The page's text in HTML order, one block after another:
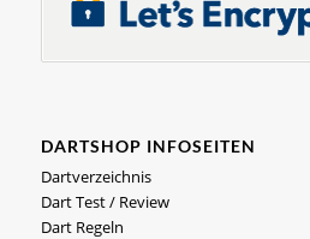
DARTSHOP INFOSEITEN
Dartverzeichnis
Dart Test / Review
Dart Regeln